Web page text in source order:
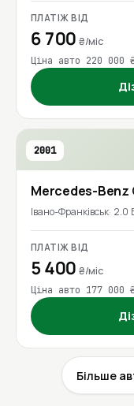
ПЛАТІЖ ВІД
6 700₴/міс
Ціна авто 220 000
2001
Mercedes-Benz
Івано-Франківськ 2.0
ПЛАТІЖ ВІД
5 400₴/міс
Ціна авто 177 000
Більше